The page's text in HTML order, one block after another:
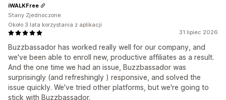
31 lipiec 2026
Buzzbassador has worked really well for our company, and
we've been able to enroll new, productive affiliates as a result.
And the one time we had an issue, Buzzbassador was
surprisingly (and refreshingly ) responsive, and solved the
issue quickly. We've tried other platforms, but we're going to
stick with Buzzbassador.
iWALKFree
Stany Zjednoczone
Około 3 lata korzystania z aplikacji